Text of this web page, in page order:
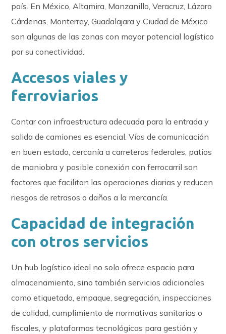
país. En México, Altamira, Manzanillo, Veracruz, Lázaro
Cárdenas, Monterrey, Guadalajara y Ciudad de México
son algunas de las zonas con mayor potencial logístico
por su conectividad.
Accesos viales y
ferroviarios
Contar con infraestructura adecuada para la entrada y
salida de camiones es esencial. Vías de comunicación
en buen estado, cercanía a carreteras federales, patios
de maniobra y posible conexión con ferrocarril son
factores que facilitan las operaciones diarias y reducen
riesgos de retrasos o daños a la mercancía.
Capacidad de integración
con otros servicios
Un hub logístico ideal no solo ofrece espacio para
almacenamiento, sino también servicios adicionales
como etiquetado, empaque, segregación, inspecciones
de calidad, cumplimiento de normativas sanitarias o
fiscales, y plataformas tecnológicas para gestión y